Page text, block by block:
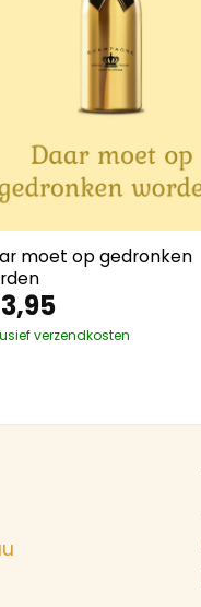
moet op gedronken
verzendkosten